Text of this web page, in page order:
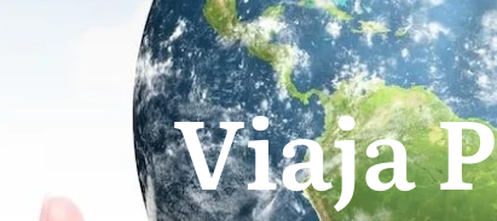
Viaja